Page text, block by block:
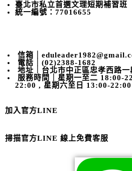
臺北市私立首選文理短期補習班
統一編號：77016655
信箱｜
電話｜(02)2388-1682
地址｜台北市中正區忠孝西路一
服務時間｜星期一至二 18:00-
22:00 , 星期六至日 13:00-22:00
加入官方LINE
掃描官方LINE 線上免費客服